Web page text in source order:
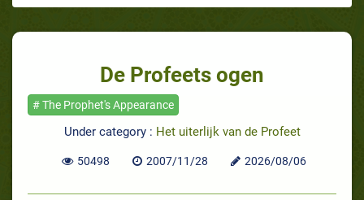
De Profeets ogen
# The Prophet's Appearance
Under category : Het uiterlijk van de Profeet
50498 2007/11/28 2026/08/06